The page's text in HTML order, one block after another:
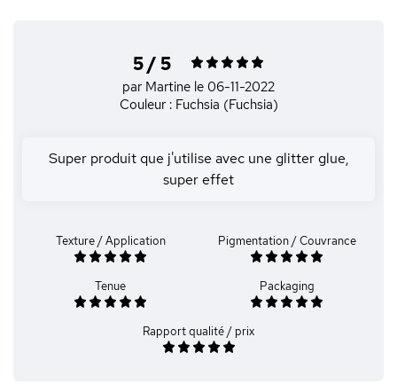
5 / 5
par Martine le 06-11-2022
Couleur : Fuchsia (Fuchsia)
Super produit que j'utilise avec une glitter glue,
super effet
Texture / Application Pigmentation / Couvrance
Tenue Packaging
Rapport qualité / prix